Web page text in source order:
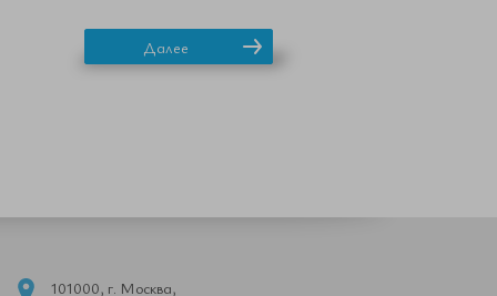
Далее
101000, г. Москва,